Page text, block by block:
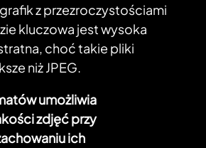
z przezroczystościami
kluczowa jest wysoka
choć takie pliki
niż JPEG.
umożliwia
zdjęć przy
ich